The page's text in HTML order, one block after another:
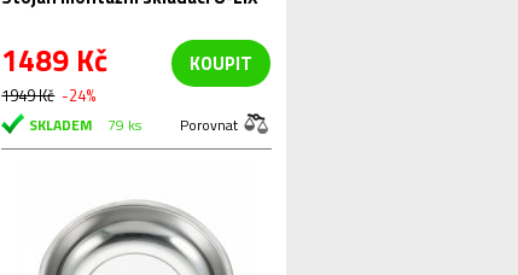
1489 Kč
1949 Kč -24%
KOUPIT
SKLADEM 79 ks Porovnat